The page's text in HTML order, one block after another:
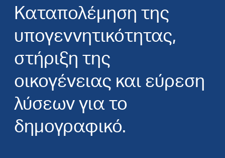
Καταπολέμηση της
υπογεννητικότητας,
στήριξη της
οικογένειας και εύρεση
λύσεων για το
δημογραφικό.